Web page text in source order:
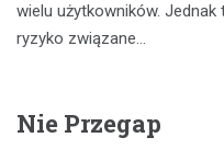
wielu użytkowników.
ryzyko związane…
Nie Przegap